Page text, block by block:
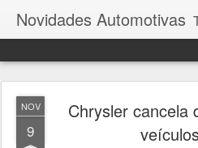
Novidades Automotivas
NOV
9
Chrysler cancela